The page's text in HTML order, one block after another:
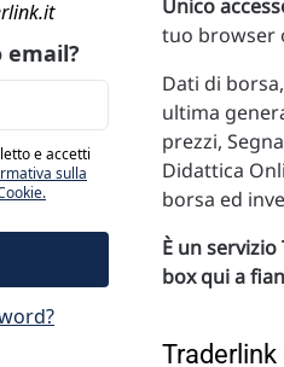
Unico
tuo browser
Dati di
ultima
prezzi,
Didattica
borsa ed
È un
box qui a